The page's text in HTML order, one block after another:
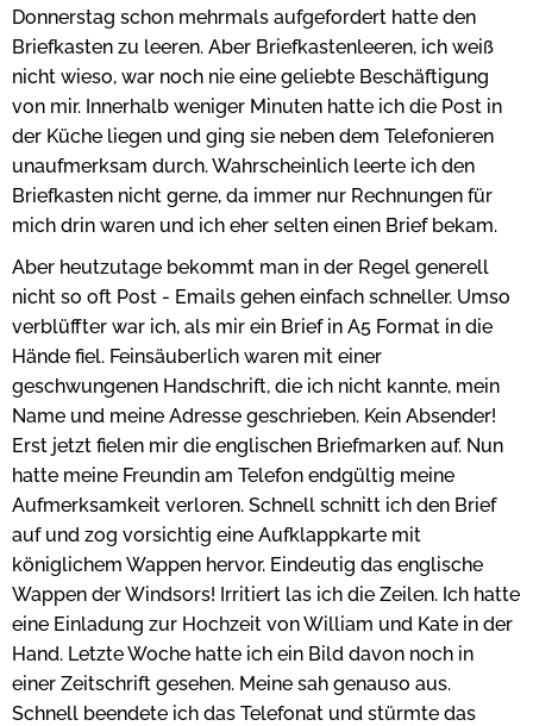
Donnerstag schon mehrmals aufgefordert hatte den
Briefkasten zu leeren. Aber Briefkastenleeren, ich weiß
nicht wieso, war noch nie eine geliebte Beschäftigung
von mir. Innerhalb weniger Minuten hatte ich die Post in
der Küche liegen und ging sie neben dem Telefonieren
unaufmerksam durch. Wahrscheinlich leerte ich den
Briefkasten nicht gerne, da immer nur Rechnungen für
mich drin waren und ich eher selten einen Brief bekam.
Aber heutzutage bekommt man in der Regel generell
nicht so oft Post - Emails gehen einfach schneller. Umso
verblüffter war ich, als mir ein Brief in A5 Format in die
Hände fiel. Feinsäuberlich waren mit einer
geschwungenen Handschrift, die ich nicht kannte, mein
Name und meine Adresse geschrieben. Kein Absender!
Erst jetzt fielen mir die englischen Briefmarken auf. Nun
hatte meine Freundin am Telefon endgültig meine
Aufmerksamkeit verloren. Schnell schnitt ich den Brief
auf und zog vorsichtig eine Aufklappkarte mit
königlichem Wappen hervor. Eindeutig das englische
Wappen der Windsors! Irritiert las ich die Zeilen. Ich hatte
eine Einladung zur Hochzeit von William und Kate in der
Hand. Letzte Woche hatte ich ein Bild davon noch in
einer Zeitschrift gesehen. Meine sah genauso aus.
Schnell beendete ich das Telefonat und stürmte das